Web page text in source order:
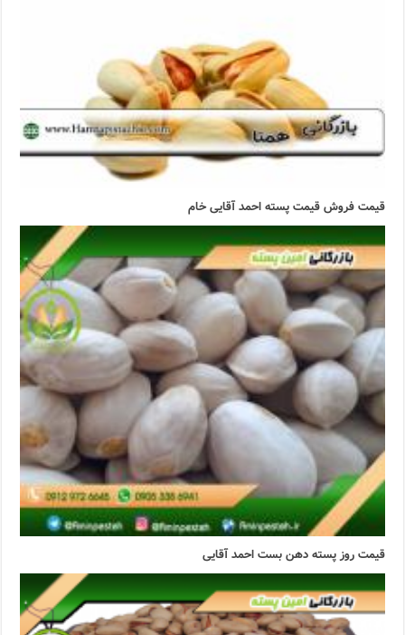
قیمت فروش قیمت پسته احمد آقایی خام
قیمت روز پسته دهن بست احمد آقایی